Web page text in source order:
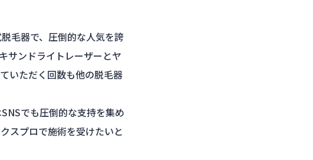
毛器で、圧倒的な人気を誇
サンドライトレーザーとヤ
いただく回数も他の脱毛器
でも圧倒的な支持を集め
スプロで施術を受けたいと